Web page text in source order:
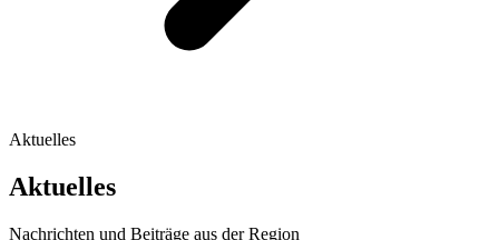
Aktuelles
Aktuelles
Nachrichten und Beiträge aus der Region